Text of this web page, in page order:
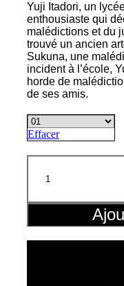
Yuji Itadori, un
enthousiaste qui
malédictions et du
trouvé un ancien
Sukuna, une
incident à l’école,
horde de
de ses amis.
Effacer
quantité
Jujutsu